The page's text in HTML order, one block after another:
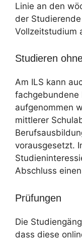
Linie an den
der
Vollzeitstudium
Studieren
Am ILS kann
fachgebundene
aufgenommen
mittlerer
vorausgesetzt.
Abschluss
Prüfungen
Die
dass diese